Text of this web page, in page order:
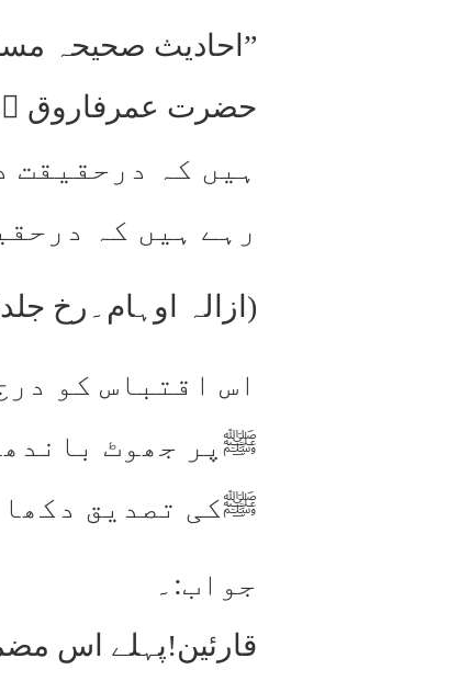
”احادیث صحیحہ
ہیں کہ
رہے ہیں کہ
(ازالہ اوہام۔رخ جلد3صفحہ222)
اس اقتباس کو
ﷺپر جھوٹ
ﷺکی تصدیق دکھا
جواب:۔
قارئین!پہلے اس